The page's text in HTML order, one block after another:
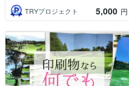
TRYプロジェクト 5,000 円